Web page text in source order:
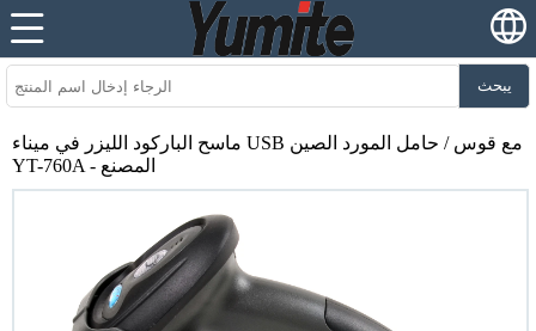
يبحث
ماسح الباركود الليزر في ميناء USB مع قوس / حامل المورد الصين
YT-760A - المصنع